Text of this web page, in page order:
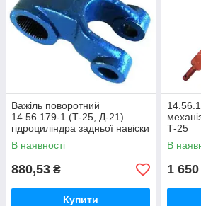
Важіль поворотний
14.56.179-1 (Т-25, Д-21)
гідроциліндра задньої навіски
В наявності
880,53 ₴
Купити
Т-25
В
1 650